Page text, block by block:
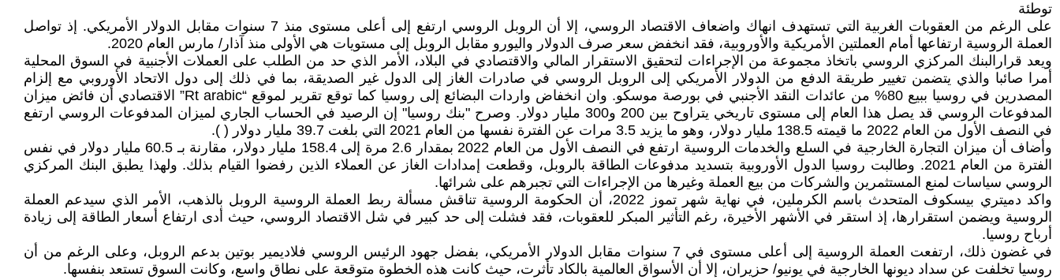
توطئة
على الرغم من العقوبات الغربية التي تستهدف انهاك واضعاف الاقتصاد الروسي، إلا أن الروبل الروسي ارتفع إلى أعلى مستوى منذ 7 سنوات مقابل الدولار الأمريكي. إذ تواصل
العملة الروسية ارتفاعها أمام العملتين الأمريكية والأوروبية، فقد انخفض سعر صرف الدولار واليورو مقابل الروبل إلى مستويات هي الأولى منذ آذار/ مارس العام 2020.
ويعد قرارالبنك المركزي الروسي باتخاذ مجموعة من الإجراءات لتحقيق الاستقرار المالي والاقتصادي في البلاد، الأمر الذي حد من الطلب على العملات الأجنبية في السوق المحلية
أمرا صائبا والذي يتضمن تغيير طريقة الدفع من الدولار الأمريكي إلى الروبل الروسي في صادرات الغاز إلى الدول غير الصديقة، بما في ذلك إلى دول الاتحاد الأوروبي مع إلزام
المصدرين في روسيا ببيع 80% من عائدات النقد الأجنبي في بورصة موسكو. وان انخفاض واردات البضائع إلى روسيا كما توقع تقرير لموقع “Rt arabic” الاقتصادي أن فائض ميزان
المدفوعات الروسي قد يصل هذا العام إلى مستوى تاريخي يتراوح بين 200 و300 مليار دولار. وصرح "بنك روسيا" إن الرصيد في الحساب الجاري لميزان المدفوعات الروسي ارتفع
في النصف الأول من العام 2022 ما قيمته 138.5 مليار دولار، وهو ما يزيد 3.5 مرات عن الفترة نفسها من العام 2021 التي بلغت 39.7 مليار دولار ( ).
وأضاف أن ميزان التجارة الخارجية في السلع والخدمات الروسية ارتفع في النصف الأول من العام 2022 بمقدار 2.6 مرة إلى 158.4 مليار دولار، مقارنة بـ 60.5 مليار دولار في نفس
الفترة من العام 2021. وطالبت روسيا الدول الأوروبية بتسديد مدفوعات الطاقة بالروبل، وقطعت إمدادات الغاز عن العملاء الذين رفضوا القيام بذلك. ولهذا يطبق البنك المركزي
الروسي سياسات لمنع المستثمرين والشركات من بيع العملة وغيرها من الإجراءات التي تجبرهم على شرائها.
واكد دميتري بيسكوف المتحدث باسم الكرملين، في نهاية شهر تموز 2022، أن الحكومة الروسية تناقش مسألة ربط العملة الروسية الروبل بالذهب، الأمر الذي سيدعم العملة
الروسية ويضمن استقرارها، إذ استقر في الأشهر الأخيرة، رغم التأثير المبكر للعقوبات، فقد فشلت إلى حد كبير في شل الاقتصاد الروسي، حيث أدى ارتفاع أسعار الطاقة إلى زيادة
أرباح روسيا.
في غضون ذلك، ارتفعت العملة الروسية إلى أعلى مستوى في 7 سنوات مقابل الدولار الأمريكي، بفضل جهود الرئيس الروسي فلاديمير بوتين بدعم الروبل، وعلى الرغم من أن
روسيا تخلفت عن سداد ديونها الخارجية في يونيو/ حزيران، إلا أن الأسواق العالمية بالكاد تأثرت، حيث كانت هذه الخطوة متوقعة على نطاق واسع، وكانت السوق تستعد بنفسها.